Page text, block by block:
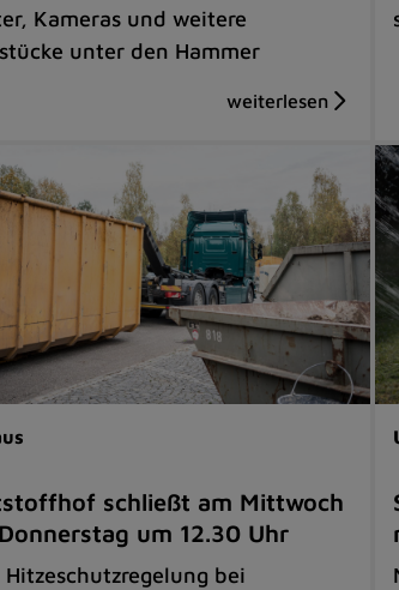
Kameras und weitere
unter den Hammer
schließt am Mittwoch
um 12.30 Uhr
Hitzeschutzregelung bei